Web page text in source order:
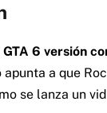
GTA 6 versión
apunta a que
se lanza un